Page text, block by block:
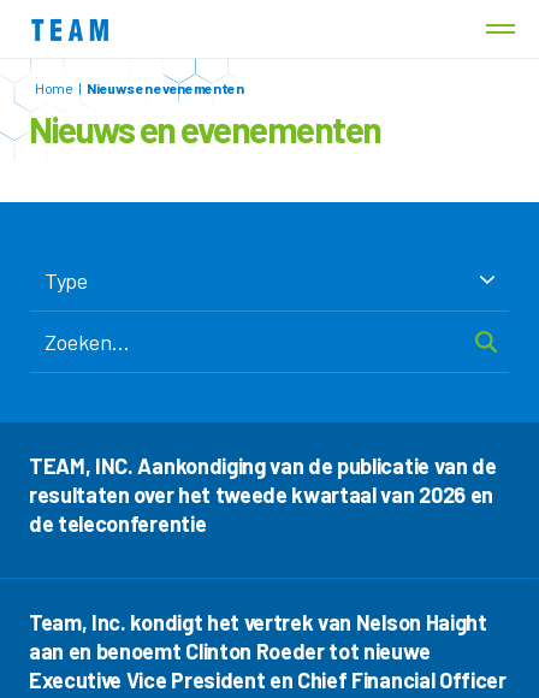
Home | Nieuws en evenementen
Nieuws en evenementen
Type
TEAM, INC. Aankondiging van de publicatie van de
resultaten over het tweede kwartaal van 2026 en
de teleconferentie
Team, Inc. kondigt het vertrek van Nelson Haight
aan en benoemt Clinton Roeder tot nieuwe
Executive Vice President en Chief Financial Officer